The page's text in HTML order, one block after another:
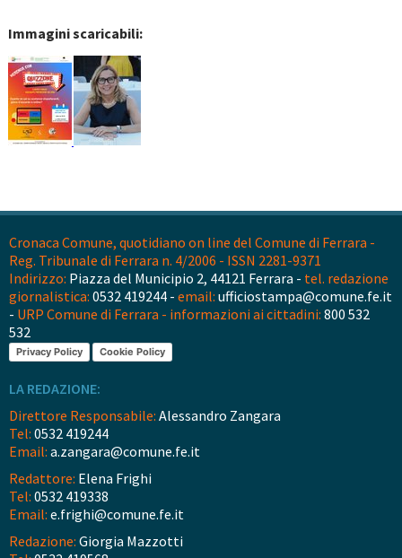
Immagini scaricabili:
Cronaca Comune, quotidiano on line del Comune di Ferrara -
Reg. Tribunale di Ferrara n. 4/2006 - ISSN 2281-9371
Indirizzo: Piazza del Municipio 2, 44121 Ferrara - tel. redazione
giornalistica: 0532 419244 - email: ufficiostampa@comune.fe.it
- URP Comune di Ferrara - informazioni ai cittadini: 800 532
532
Privacy Policy Cookie Policy
LA REDAZIONE:
Direttore Responsabile: Alessandro Zangara
Tel: 0532 419244
Email: a.zangara@comune.fe.it
Redattore: Elena Frighi
Tel: 0532 419338
Email: e.frighi@comune.fe.it
Redazione: Giorgia Mazzotti